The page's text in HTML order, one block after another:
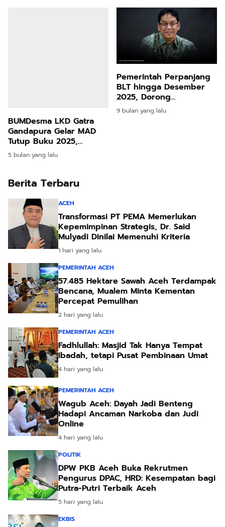
BUMDesma LKD Gatra
Gandapura Gelar MAD
Tutup Buku 2025,
Perkuat Sinergi dan
Peremajaan Pengurus
5 bulan yang lalu
Pemerintah Perpanjang
BLT hingga Desember
2025, Dorong
Pertumbuhan Ekonomi
Tembus 5,7 Persen
9 bulan yang lalu
Berita Terbaru
ACEH
Transformasi PT PEMA Memerlukan
Kepemimpinan Strategis, Dr. Said
Mulyadi Dinilai Memenuhi Kriteria
1 hari yang lalu
PEMERINTAH ACEH
57.485 Hektare Sawah Aceh Terdampak
Bencana, Mualem Minta Kementan
Percepat Pemulihan
2 hari yang lalu
PEMERINTAH ACEH
Fadhlullah: Masjid Tak Hanya Tempat
Ibadah, tetapi Pusat Pembinaan Umat
4 hari yang lalu
PEMERINTAH ACEH
Wagub Aceh: Dayah Jadi Benteng
Hadapi Ancaman Narkoba dan Judi
Online
4 hari yang lalu
POLITIK
DPW PKB Aceh Buka Rekrutmen
Pengurus DPAC, HRD: Kesempatan bagi
Putra-Putri Terbaik Aceh
5 hari yang lalu
EKBIS